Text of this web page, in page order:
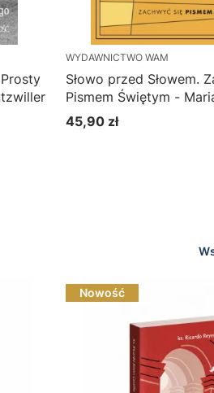
WYDAWNICTWO WAM
Słowo przed Słowem.
Pismem Świętym -
Cena
45,90 zł
Nowość